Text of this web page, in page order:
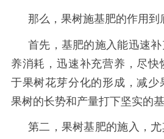
那么，果树施基肥的作用到
首先，基肥的施入能迅速
养消耗，迅速补充营养，尽快
于果树花芽分化的形成，减少
果树的长势和产量打下坚实的基
第二，果树基肥的施入，